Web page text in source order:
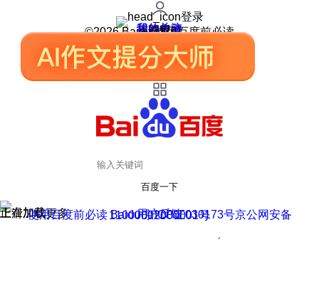
登录
我的关注
我的收藏
皮肤中心
用户反馈
设置
©2026 Baidu 使用百度前必读
百度一下
正在加载
上滑加载更多 用户反馈
使用百度前必读 Baidu 京ICP证030173号
京公网安备11000002000001号